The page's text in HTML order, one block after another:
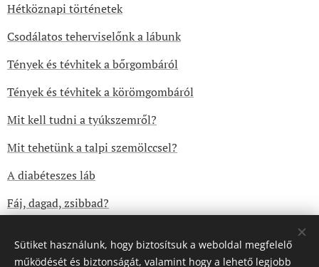
Hétköznapi történetek
Csodálatos teherviselőnk a lábunk
Tények és tévhitek a bőrgombáról
Tények és tévhitek a körömgombáról
Mit kell tudni a tyúkszemről?
Mit tehetünk a talpi szemölccsel?
A diabéteszes láb
Fáj, dagad, zsibbad?
Sütiket használunk, hogy biztosítsuk a weboldal megfelelő
működését és biztonságát, valamint hogy a lehető legjobb